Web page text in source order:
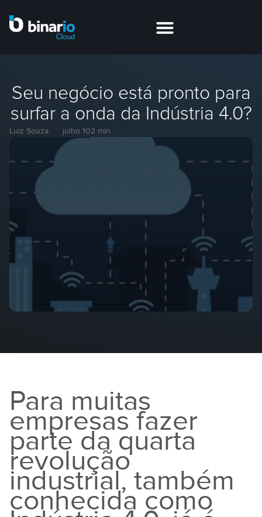
Seu negócio está pronto para
surfar a onda da Indústria 4.0?
Luiz Souza julho 102 min
Para muitas
empresas fazer
parte da quarta
revolução
industrial, também
conhecida como